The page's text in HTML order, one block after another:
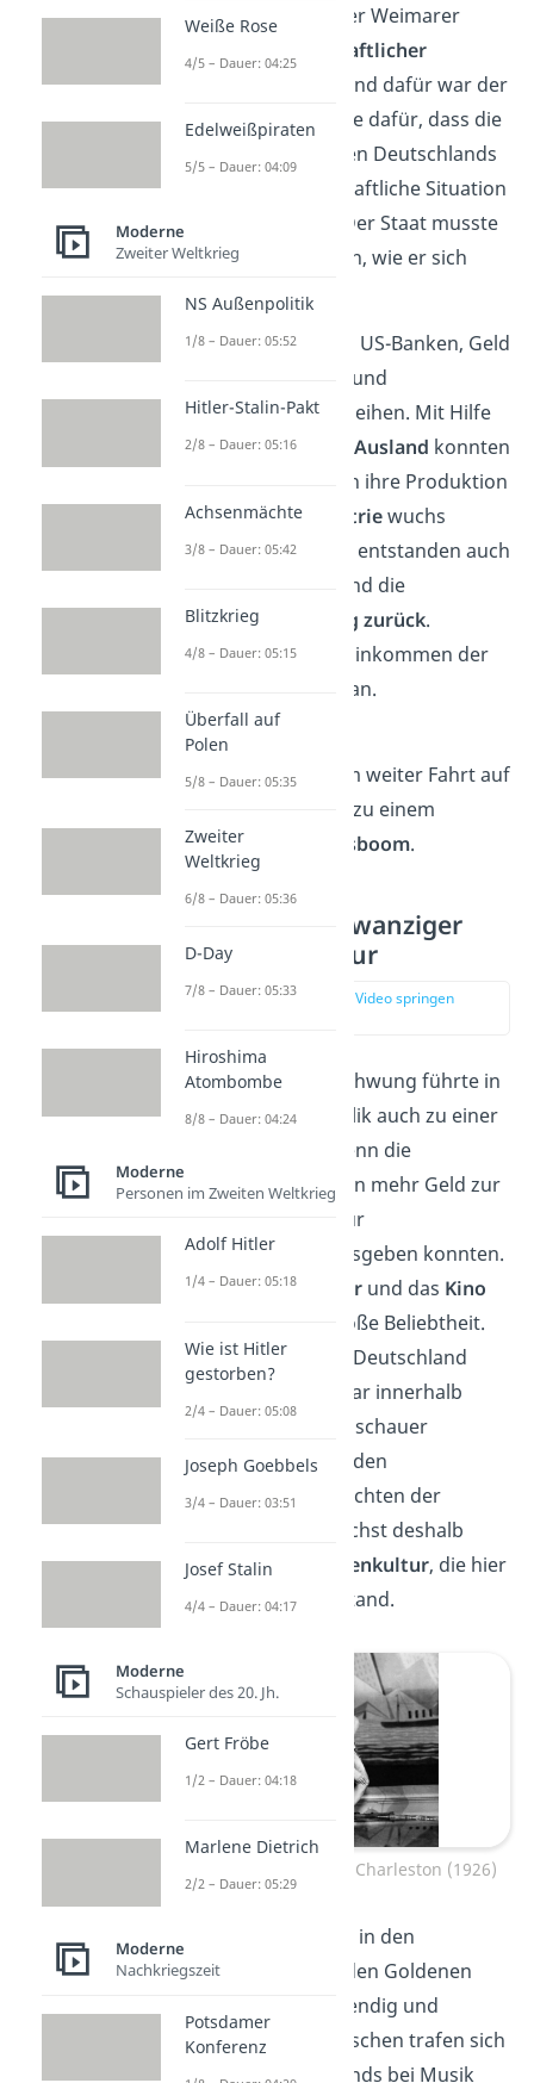
Ab1924
begann in der Weimarer
wirtschaftlicher
. Ein Grund dafür war der
Dawes-Plan. Er sorgte dafür, dass die
Reparationszahlungen Deutschlands
immer an die wirtschaftliche Situation
angepasst wurden. Der Staat musste
also nur so viel zahlen, wie er sich
auch leisten konnte.
Außerdem begannen US-Banken, Geld
an deutsche Banken und
Unternehmen zu verleihen. Mit Hilfe
derKredite aus dem Ausland konnten
viele deutsche Firmen ihre Produktion
ausbauen. DieIndustriewuchs
dadurch stark. Dabei entstanden auch
neue Arbeitsplätze und die
Arbeitslosigkeit ging zurück.
Zusätzlich stieg das Einkommen der
Deutschen merklich an.
Ab1926
Wirtschaftswachstum weiter Fahrt auf
und entwickelte sich zu einem
richtigen
Wirtschaftsboom.
Die Goldenen Zwanziger
Kunst und Kultur
zur Stelle im Video springen
Der Wirtschaftsaufschwung führte in
der Weimarer Republik auch zu einer
. Denn die
Deutschen hatten nun mehr Geld zur
Verfügung, das sie für
Freizeitaktivitäten ausgeben konnten.
Vor allem dasTheaterund das Kino
erlangten schnell große Beliebtheit.
Die Zahl der Kinos in Deutschland
verdoppelte sich sogar innerhalb
weniger Jahre. Die Zuschauer
stammten dabei aus den
verschiedensten Schichten der
Gesellschaft. Du sprichst deshalb
auch von einer
Massenkultur, die hier
zum ersten Mal entstand.
Josephine Baker beim Charleston (1926)
Auch das Nachtleben in den
Großstädten war in den Goldenen
Zwanzigern sehr lebendig und
freizügig. Junge Menschen trafen sich
regelmäßig spät abends bei Musik
Weiße Rose
4/5 – Dauer: 04:25
Edelweißpiraten
5/5 – Dauer: 04:09
Moderne
Zweiter Weltkrieg
NS Außenpolitik
1/8 – Dauer: 05:52
Hitler-Stalin-Pakt
2/8 – Dauer: 05:16
Achsenmächte
3/8 – Dauer: 05:42
Blitzkrieg
4/8 – Dauer: 05:15
Überfall auf
Polen
5/8 – Dauer: 05:35
Zweiter
Weltkrieg
6/8 – Dauer: 05:36
D-Day
7/8 – Dauer: 05:33
Hiroshima
Atombombe
8/8 – Dauer: 04:24
Moderne
Personen im Zweiten Weltkrieg
Adolf Hitler
1/4 – Dauer: 05:18
Wie ist Hitler
gestorben?
2/4 – Dauer: 05:08
Joseph Goebbels
3/4 – Dauer: 03:51
Josef Stalin
4/4 – Dauer: 04:17
Moderne
Schauspieler des 20. Jh.
Gert Fröbe
1/2 – Dauer: 04:18
Marlene Dietrich
2/2 – Dauer: 05:29
Moderne
Nachkriegszeit
Potsdamer
Konferenz